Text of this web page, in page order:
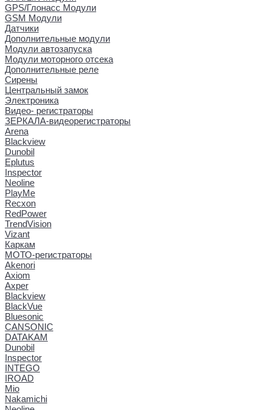
GPS/Глонасс Модули
GSM Модули
Датчики
Дополнительные модули
Модули автозапуска
Модули моторного отсека
Дополнительные реле
Сирены
Центральный замок
Электроника
Видео- регистраторы
ЗЕРКАЛА-видеорегистраторы
Arena
Blackview
Dunobil
Eplutus
Inspector
Neoline
PlayMe
Recxon
RedPower
TrendVision
Vizant
Каркам
МОТО-регистраторы
Akenori
Axiom
Axper
Blackview
BlackVue
Bluesonic
CANSONIC
DATAKAM
Dunobil
Inspector
INTEGO
IROAD
Mio
Nakamichi